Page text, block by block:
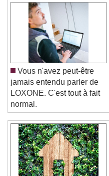
Video Player is loading.
Play Video
Play
Skip Backward
Vous n'avez peut-être
jamais entendu parler de
LOXONE. C'est tout à fait
normal.